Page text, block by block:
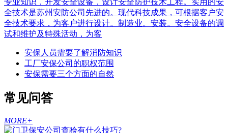
专业知识，开发安全设备，设计安全防护技术工程。实用的安
全技术是苏州安防公司先进的。现代科技成果，可根据客户安
全技术要求，为客户进行设计。制造业。安装。安全设备的调
试和维护及特殊活动，为客
安保人员需要了解消防知识
工厂安保公司的职权范围
安保需要三个方面的自然
常见问答
MORE+